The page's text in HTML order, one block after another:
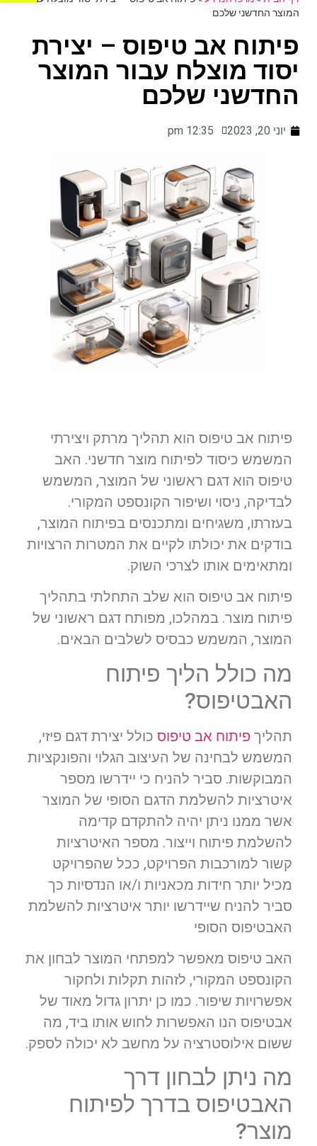
המוצר החדשני שלכם
פיתוח אב טיפוס – יצירת
יסוד מוצלח עבור המוצר
החדשני שלכם
יוני 20, 2023 12:35 pm
פיתוח אב טיפוס הוא תהליך מרתק ויצירתי
המשמש כיסוד לפיתוח מוצר חדשני. האב
טיפוס הוא דגם ראשוני של המוצר, המשמש
לבדיקה, ניסוי ושיפור הקונספט המקורי.
בעזרתו, משגיחים ומתכנסים בפיתוח המוצר,
בודקים את יכולתו לקיים את המטרות הרצויות
ומתאימים אותו לצרכי השוק.
פיתוח אב טיפוס הוא שלב התחלתי בתהליך
פיתוח מוצר. במהלכו, מפותח דגם ראשוני של
המוצר, המשמש כבסיס לשלבים הבאים.
מה כולל הליך פיתוח
האבטיפוס?
תהליך פיתוח אב טיפוס כולל יצירת דגם פיזי,
המשמש לבחינה של העיצוב הגלוי והפונקציות
המבוקשות. סביר להניח כי יידרשו מספר
איטרציות להשלמת הדגם הסופי של המוצר
אשר ממנו ניתן יהיה להתקדם קדימה
להשלמת פיתוח וייצור. מספר האיטרציות
קשור למורכבות הפרויקט, ככל שהפרויקט
מכיל יותר חידות מכאניות ו/או הנדסיות כך
סביר להניח שיידרשו יותר איטרציות להשלמת
האבטיפוס הסופי
האב טיפוס מאפשר למפתחי המוצר לבחון את
הקונספט המקורי, לזהות תקלות ולחקור
אפשרויות שיפור. כמו כן יתרון גדול מאוד של
אבטיפוס הנו האפשרות לחוש אותו ביד, מה
ששום אילוסטרציה על מחשב לא יכולה לספק.
מה ניתן לבחון דרך
האבטיפוס בדרך לפיתוח
מוצר?